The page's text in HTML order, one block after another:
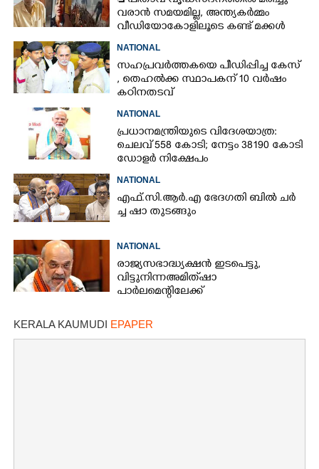
വരാൻ സമയമില്ല,​ അന്ത്യകർമ്മം
വീഡിയോകോളിലൂടെ കണ്ട് മക്കൾ
NATIONAL
സഹപ്രവർത്തകയെ പീഡിപ്പിച്ച കേസ്
, തെഹൽക്ക സ്ഥാപകന് 10 വർഷം
കഠിനതടവ്
NATIONAL
പ്രധാനമന്ത്രിയുടെ വിദേശയാത്ര:
ചെലവ് 558 കോടി; നേട്ടം 38190 കോടി
ഡോളർ നിക്ഷേപം
NATIONAL
എ​ഫ്.​സി.​ആ​ർ.​എ​ ​ഭേ​ദ​ഗ​തി​ ​ബിൽ ച​ർ​
ച്ച​ ​ഷാ​ ​തുടങ്ങും
NATIONAL
രാജ്യസഭാദ്ധ്യക്ഷൻ ഇടപെട്ടു,
വിട്ടുനിന്ന അമിത് ഷാ
പാർലമെന്റിലേക്ക്
KERALA KAUMUDI EPAPER